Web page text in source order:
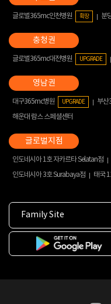
글로벌365mc인천병원 확장 분
글로벌365mc대전병원 UPGRADE
대구365mc병원 UPGRADE 부산
해운대 람스 스페셜센터
인도네시아 1호 자카르타 Selatan점
인도네시아 3호 Surabaya점
태국
Family Site